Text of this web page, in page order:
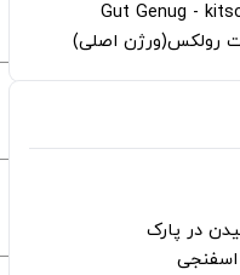
رولکس(ورژن اصلی)
در پارک
اسفنجی